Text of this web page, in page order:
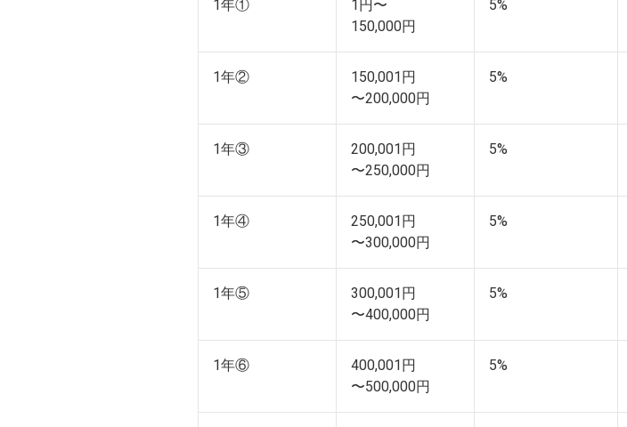
1年①
1円〜
150,000円
5%
1年②
150,001円
〜200,000円
5%
1年③
200,001円
〜250,000円
5%
1年④
250,001円
〜300,000円
5%
1年⑤
300,001円
〜400,000円
5%
1年⑥
400,001円
〜500,000円
5%